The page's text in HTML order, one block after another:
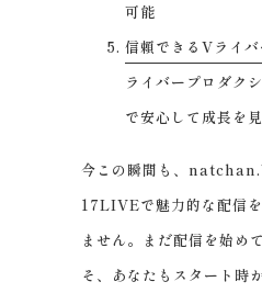
可能
信頼できるVライ
ライバープロダク
で安心して成長を
今この瞬間も、
17LIVEで魅力的な配信
ません。まだ配信を始め
そ、あなたもスタート時